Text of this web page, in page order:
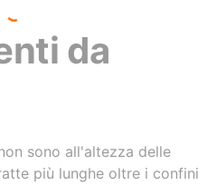
da
sono all'altezza delle
più lunghe oltre i confini